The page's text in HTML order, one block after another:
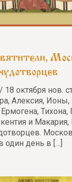
18 октября нов.
Алексия,
Тихона,
и
один день в […]